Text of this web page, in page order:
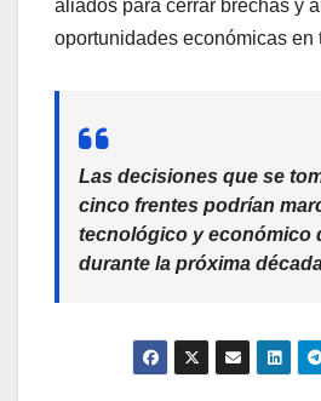
aliados para cerrar brechas y
oportunidades económicas en
Las decisiones que se
cinco frentes podrían
tecnológico y económico
durante la próxima